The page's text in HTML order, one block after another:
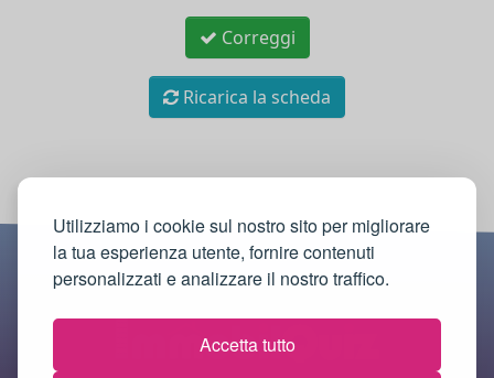
Utilizziamo i cookie sul nostro sito per migliorare
la tua esperienza utente, fornire contenuti
personalizzati e analizzare il nostro traffico.
Accetta tutto
Correggi
Ricarica la scheda